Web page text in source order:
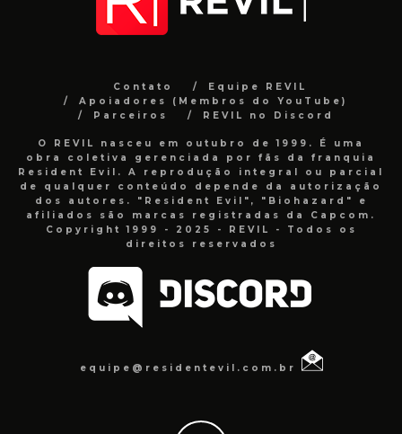
Contato
Equipe REVIL
Apoiadores (Membros do YouTube)
Parceiros
REVIL no Discord
O REVIL nasceu em outubro de 1999. É uma
obra coletiva gerenciada por fãs da franquia
Resident Evil. A reprodução integral ou parcial
de qualquer conteúdo depende da autorização
dos autores. "Resident Evil", "Biohazard" e
afiliados são marcas registradas da Capcom.
Copyright 1999 - 2025 - REVIL - Todos os
direitos reservados
equipe@residentevil.com.br